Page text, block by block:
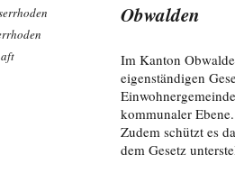
Obwalden
Im Kanton
eigenständigen
kommunaler
Zudem schützt es
dem Gesetz